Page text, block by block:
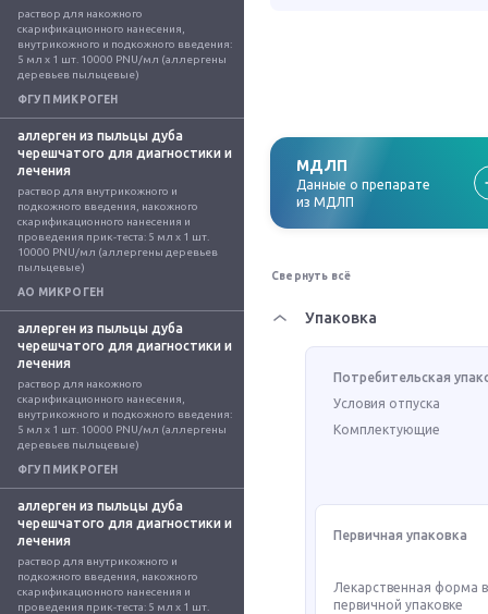
раствор для накожного
скарификационного нанесения,
внутрикожного и подкожного введения:
5 мл x 1 шт. 10000 PNU/мл (аллергены
деревьев пыльцевые)
ФГУП МИКРОГЕН
аллерген из пыльцы дуба
черешчатого для диагностики и
лечения
раствор для внутрикожного и
подкожного введения, накожного
скарификационного нанесения и
проведения прик-теста: 5 мл x 1 шт.
10000 PNU/мл (аллергены деревьев
пыльцевые)
АО МИКРОГЕН
аллерген из пыльцы дуба
черешчатого для диагностики и
лечения
раствор для накожного
скарификационного нанесения,
внутрикожного и подкожного введения:
5 мл x 1 шт. 10000 PNU/мл (аллергены
деревьев пыльцевые)
ФГУП МИКРОГЕН
аллерген из пыльцы дуба
черешчатого для диагностики и
лечения
раствор для внутрикожного и
подкожного введения, накожного
скарификационного нанесения и
проведения прик-теста: 5 мл x 1 шт.
МДЛП
Данные о препарате
из МДЛП
Свернуть всё
Упаковка
Потребительская
Условия отпуска
Комплектующие
Первичная упаковка
Лекарственная форма
первичной упаковке